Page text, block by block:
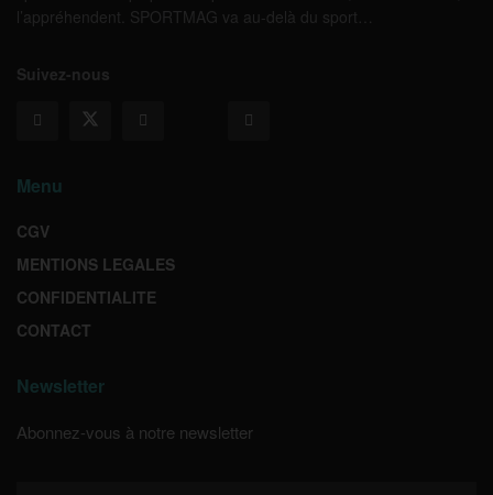
l’appréhendent. SPORTMAG va au-delà du sport…
Suivez-nous
Menu
CGV
MENTIONS LEGALES
CONFIDENTIALITE
CONTACT
Newsletter
Abonnez-vous à notre newsletter